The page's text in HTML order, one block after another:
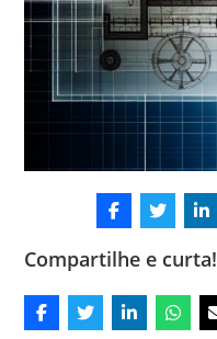
Compartilhe e curta!